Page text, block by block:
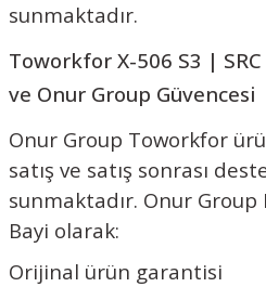
sunmaktadır.
Toworkfor X-506 S3 | SRC
ve Onur Group Güvencesi
Onur Group Toworkfor
satış ve satış sonrası
sunmaktadır. Onur
Bayi olarak:
Orijinal ürün garantisi